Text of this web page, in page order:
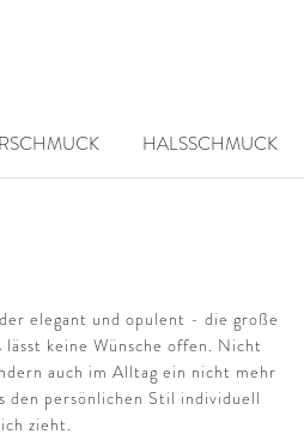
HALSSCHMUCK
elegant und opulent - die große
keine Wünsche offen. Nicht
auch im Alltag ein nicht mehr
den persönlichen Stil individuell
zieht.